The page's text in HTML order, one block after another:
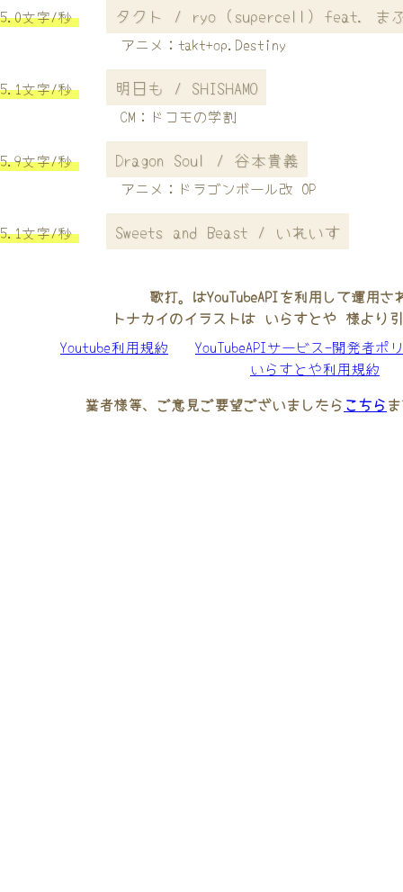
5.0文字/秒 タクト / ryo (supercell) feat. ま
アニメ：takt+op.Destiny
5.1文字/秒 明日も / SHISHAMO
CM：ドコモの学割
5.9文字/秒 Dragon Soul / 谷本貴義
アニメ：ドラゴンボール改 OP
5.1文字/秒 Sweets and Beast / いれいす
歌打。はYouTubeAPIを利用して運用さ
トナカイのイラストは いらすとや 様より
Youtube利用規約
YouTubeAPIサービス-開発者ポ
いらすとや利用規約
業者様等、ご意見ご要望ございましたら こちら